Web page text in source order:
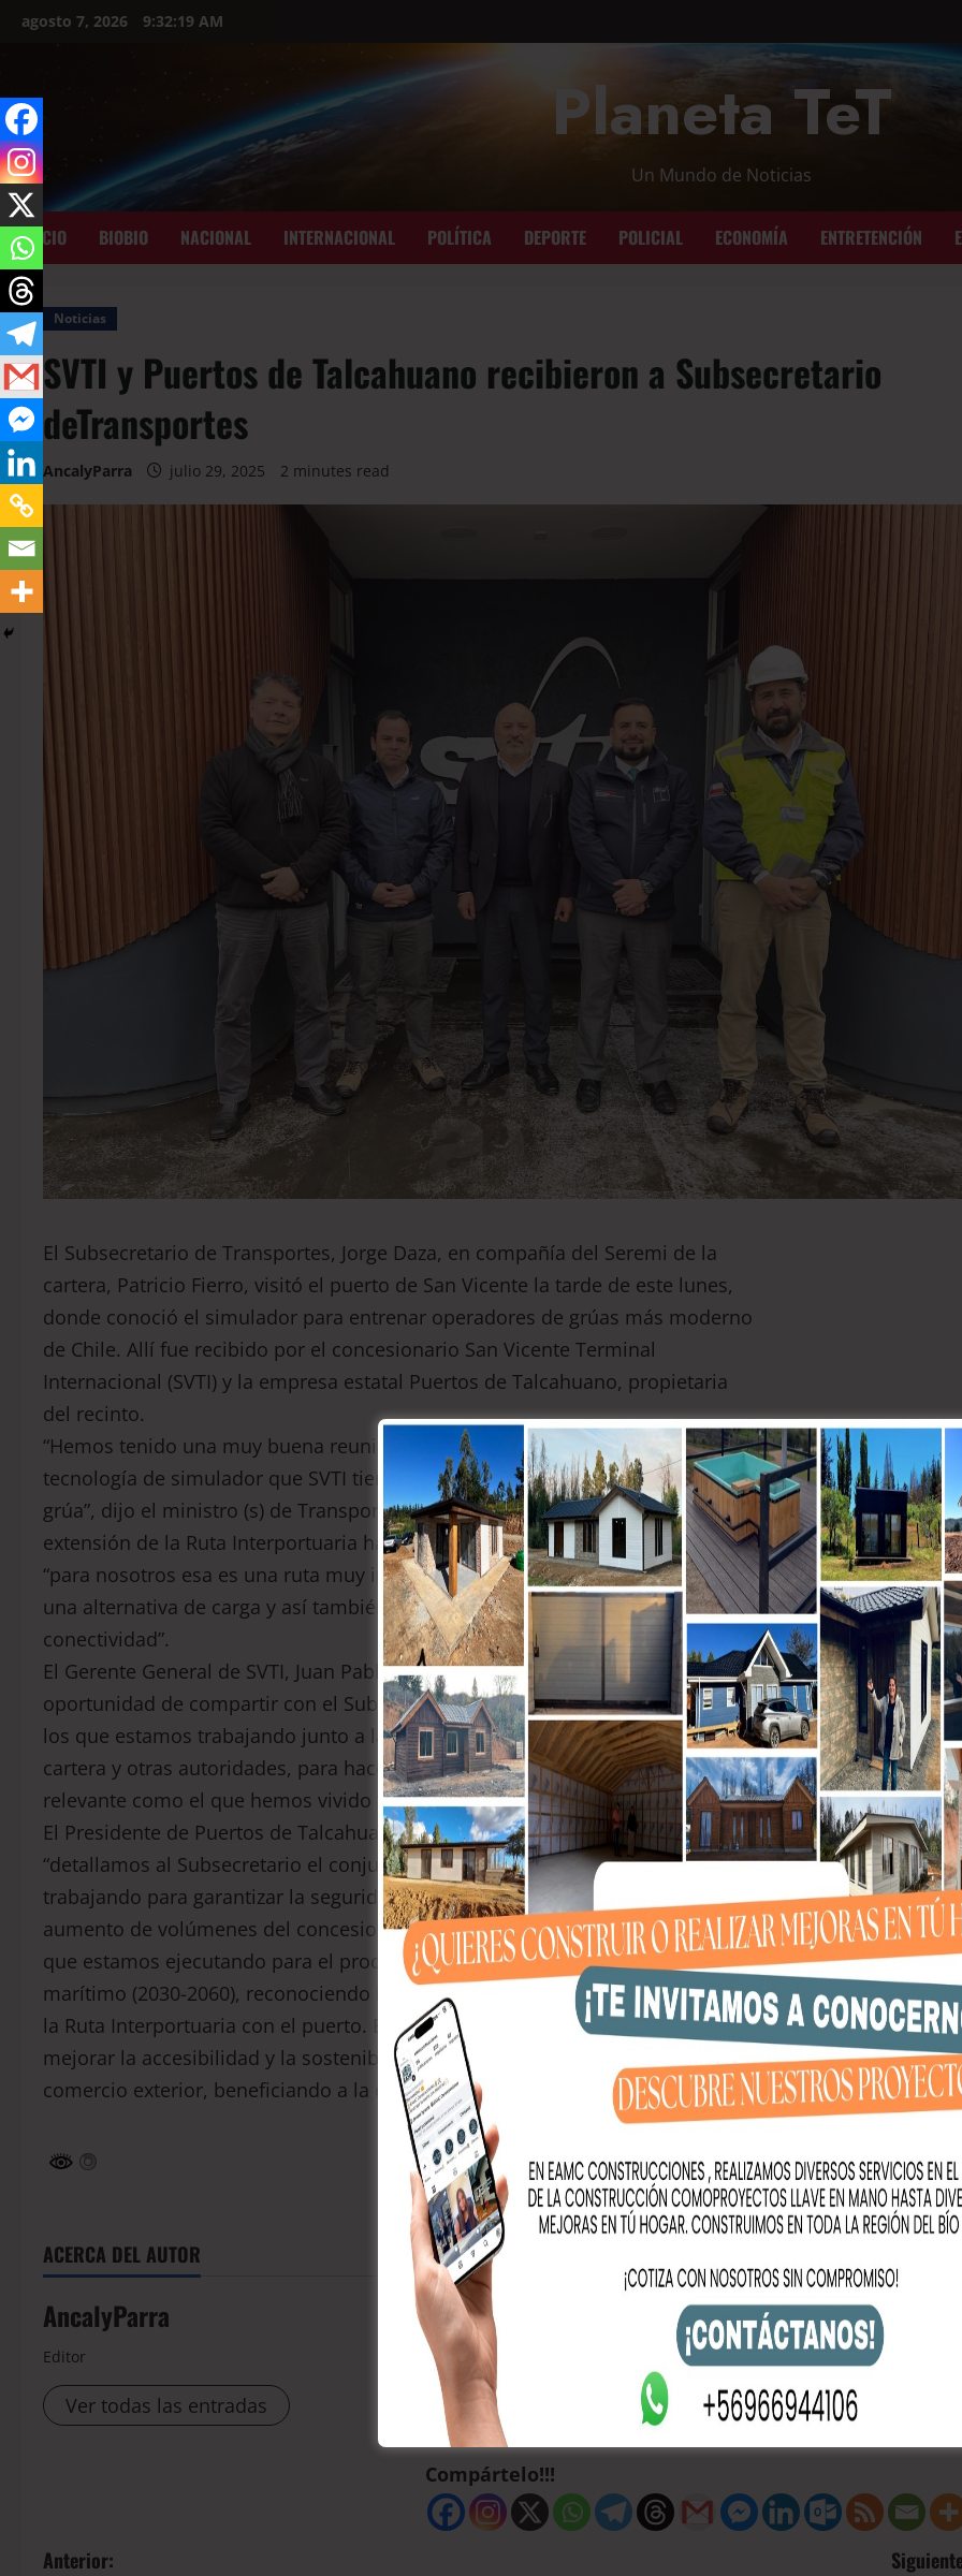
agosto 7, 2026 9:32:20 AM
Planeta TeT
Un Mundo de Noticias
INICIO BIOBIO NACIONAL INTERNACIONAL POLÍTICA DEPORTE POLICIAL ECONOMÍA ENTRETENCIÓN
Noticias
SVTI y Puertos de Talcahuano recibieron a Subsecretario
deTransportes
AncalyParra julio 29, 2025 2 minutes read
El Subsecretario de Transportes, Jorge Daza, en compañía del Seremi de la
cartera, Patricio Fierro, visitó el puerto de San Vicente la tarde de este lunes,
donde conoció el simulador para entrenar operadores de grúas más moderno
de Chile. Allí fue recibido por el concesionario San Vicente Terminal
Internacional (SVTI) y la empresa estatal Puertos de Talcahuano, propietaria
del recinto.
“Hemos tenido una muy buena reunión, donde pudimos visualizar esta
tecnología de simulador que SVTI tiene para capacitar a sus operadores de
grúa”, dijo el ministro (s) de Transportes y Telecomunicaciones. Sobre la
extensión de la Ruta Interportuaria hasta el puerto de San Vicente, agregó que
“para nosotros esa es una ruta muy importante, porque nos va a permitir tener
una alternativa de carga y así también brindarle a la ciudadanía una mejor
conectividad”.
El Gerente General de SVTI, Juan Pablo Santibáñez, precisó que “tuvimos la
oportunidad de compartir con el Subsecretario de Transportes los desafíos en
los que estamos trabajando junto a la empresa portuaria, el Seremi de la
cartera y otras autoridades, para hacer frente a un incremento de volumen tan
relevante como el que hemos vivido en el último tiempo”.
El Presidente de Puertos de Talcahuano, Alejandro Tudela, concluyó que
“detallamos al Subsecretario el conjunto de proyectos en que estamos
trabajando para garantizar la seguridad de la personas y la carga, ante el
aumento de volúmenes del concesionario. También explicamos el cronograma
que estamos ejecutando para el proceso de nueva licitación del terminal
marítimo (2030-2060), reconociendo la importancia de mejorar la conexión de
la Ruta Interportuaria con el puerto. Ello, pues es una iniciativa clave para
mejorar la accesibilidad y la sostenibilidad social y ambiental de la cadena de
comercio exterior, beneficiando a la comuna y al país”.
ACERCA DEL AUTOR
AncalyParra
Editor
Ver todas las entradas
Compártelo!!!
Anterior: